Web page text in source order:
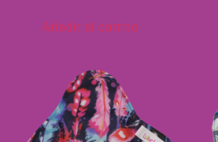
Añadir al carrito